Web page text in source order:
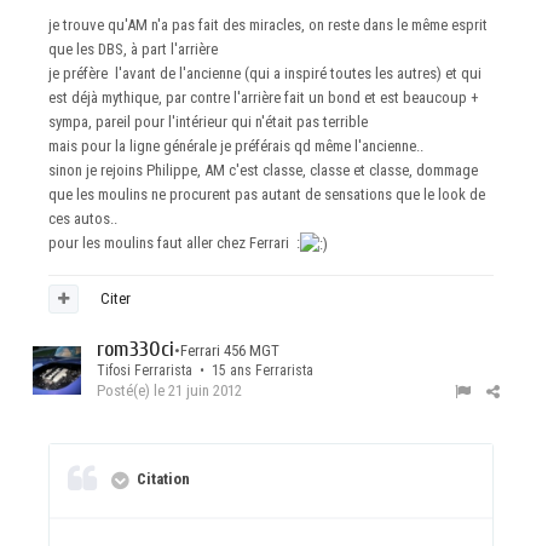
je trouve qu'AM n'a pas fait des miracles, on reste dans le même esprit
que les DBS, à part l'arrière
je préfère l'avant de l'ancienne (qui a inspiré toutes les autres) et qui
est déjà mythique, par contre l'arrière fait un bond et est beaucoup +
sympa, pareil pour l'intérieur qui n'était pas terrible
mais pour la ligne générale je préférais qd même l'ancienne..
sinon je rejoins Philippe, AM c'est classe, classe et classe, dommage
que les moulins ne procurent pas autant de sensations que le look de
ces autos..
pour les moulins faut aller chez Ferrari :
Citer
rom330ci•Ferrari 456 MGT
Tifosi Ferrarista • 15 ans Ferrarista
Posté(e) le 21 juin 2012
Citation